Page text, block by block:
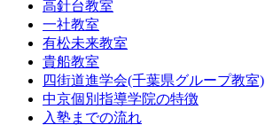
高針台教室
一社教室
有松未来教室
貴船教室
四街道進学会(千葉県グループ教室)
中京個別指導学院の特徴
入塾までの流れ